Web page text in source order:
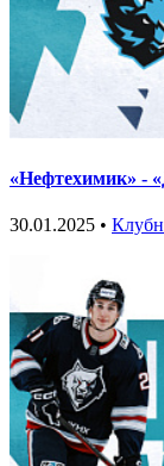
«Нефтехимик» -
30.01.2025 •